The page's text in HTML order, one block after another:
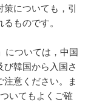
についても，引
ものです。
ついては，中国
び韓国から入国さ
意ください。ま
いてもよくご確